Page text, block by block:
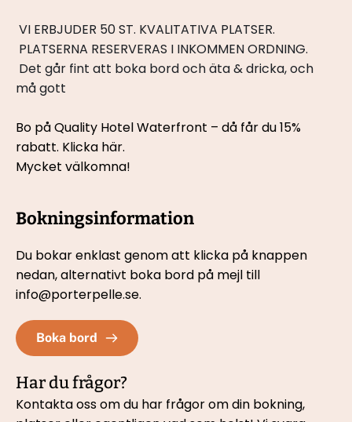
VI ERBJUDER 50 ST. KVALITATIVA PLATSER.
PLATSERNA RESERVERAS I INKOMMEN ORDNING.
Det går fint att boka bord och äta & dricka, och
må gott
Bo på Quality Hotel Waterfront – då får du 15%
rabatt. Klicka här.
Mycket välkomna!
Bokningsinformation
Du bokar enklast genom att klicka på knappen
nedan, alternativt boka bord på mejl till
info@porterpelle.se.
Boka bord
Har du frågor?
Kontakta oss om du har frågor om din bokning,